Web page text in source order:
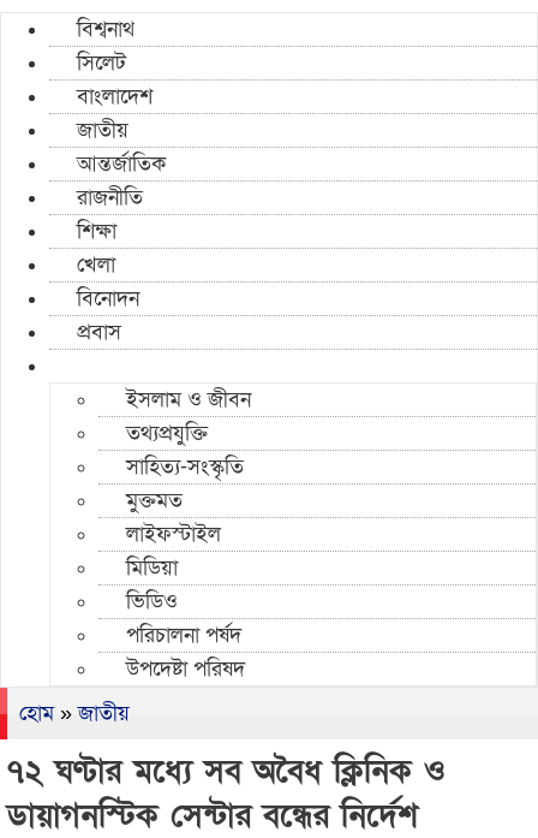
বিশ্বনাথ
সিলেট
বাংলাদেশ
জাতীয়
আন্তর্জাতিক
রাজনীতি
শিক্ষা
খেলা
বিনোদন
প্রবাস
ইসলাম ও জীবন
তথ্যপ্রযুক্তি
সাহিত্য-সংস্কৃতি
মুক্তমত
লাইফস্টাইল
মিডিয়া
ভিডিও
পরিচালনা পর্ষদ
উপদেষ্টা পরিষদ
হোম»জাতীয়
৭২ ঘণ্টার মধ্যে সব অবৈধ ক্লিনিক ও
ডায়াগনস্টিক সেন্টার বন্ধের নির্দেশ